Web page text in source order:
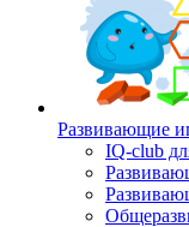
Развивающие
IQ-club